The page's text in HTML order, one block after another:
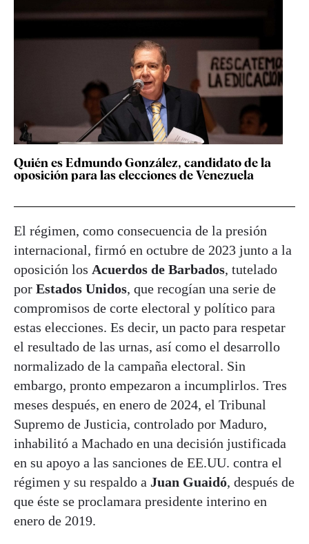
Quién es Edmundo González, candidato de la
oposición para las elecciones de Venezuela
El régimen, como consecuencia de la presión
internacional, firmó en octubre de 2023 junto a la
oposición los Acuerdos de Barbados, tutelado
por Estados Unidos, que recogían una serie de
compromisos de corte electoral y político para
estas elecciones. Es decir, un pacto para respetar
el resultado de las urnas, así como el desarrollo
normalizado de la campaña electoral. Sin
embargo, pronto empezaron a incumplirlos. Tres
meses después, en enero de 2024, el Tribunal
Supremo de Justicia, controlado por Maduro,
inhabilitó a Machado en una decisión justificada
en su apoyo a las sanciones de EE.UU. contra el
régimen y su respaldo a Juan Guaidó, después de
que éste se proclamara presidente interino en
enero de 2019.